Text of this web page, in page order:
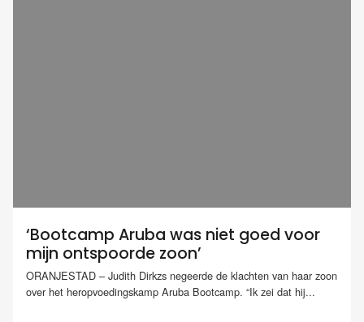
‘Bootcamp Aruba was niet goed voor
mijn ontspoorde zoon’
ORANJESTAD – Judith Dirkzs negeerde de klachten van haar zoon
over het heropvoedingskamp Aruba Bootcamp. “Ik zei dat hij...